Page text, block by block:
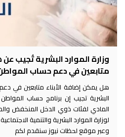
وزارة الموارد البشرية تُجيب
متابعين في دعم حساب
هل يمكن إضافة الأبناء متابعين في
البشرية تجيب إن برنامج حساب
المادي لفئات ذوي الدخل المنخفض
لوزارة الموارد البشرية والتنمية
وعبر موقع لحظات نيوز سنقدم لكم